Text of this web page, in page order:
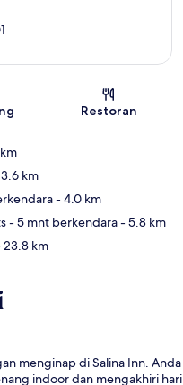
Restoran
km
- 4.0 km
- 5 mnt berkendara- 5.8 km
23.8 km
menginap di Salina Inn. Anda
indoor dan mengakhiri hari